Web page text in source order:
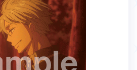
カードリスト
Deck Recipe
デッキレシピ